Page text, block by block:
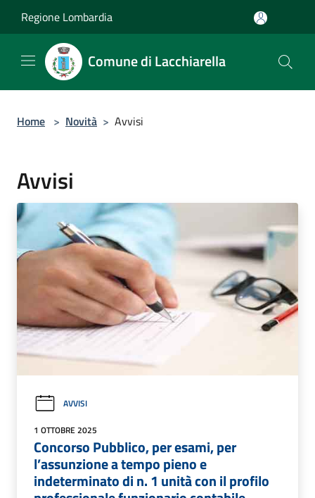
Regione Lombardia
Comune di Lacchiarella
Home > Novità > Avvisi
Avvisi
AVVISI
1 OTTOBRE 2025
Concorso Pubblico, per esami, per
l’assunzione a tempo pieno e
indeterminato di n. 1 unità con il profilo